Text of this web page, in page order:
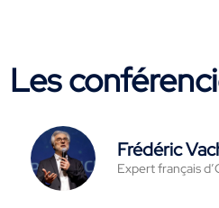
Les
Frédéric
Expert français